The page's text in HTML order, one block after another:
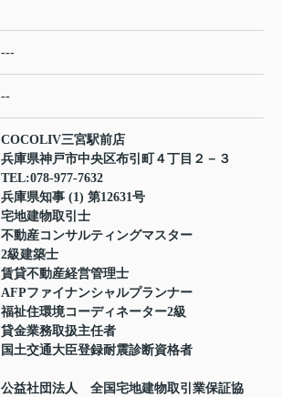
---
--
COCOLIV三宮駅前店
兵庫県神戸市中央区布引町４丁目２－３
TEL:078-977-7632
兵庫県知事 (1) 第12631号
宅地建物取引士
不動産コンサルティングマスター
2級建築士
賃貸不動産経営管理士
AFPファイナンシャルプランナー
福祉住環境コーディネーター2級
貸金業務取扱主任者
国土交通大臣登録耐震診断資格者
公益社団法人 全国宅地建物取引業保証協